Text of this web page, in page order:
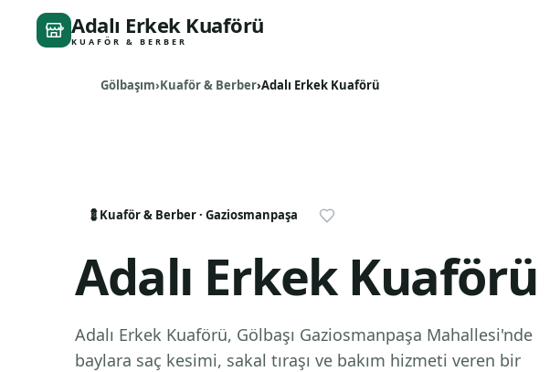
Adalı Erkek Kuaförü
KUAFÖR & BERBER
Gölbaşım Kuaför & Berber Adalı Erkek Kuaförü
💈Kuaför & Berber· Gaziosmanpaşa
Adalı Erkek Kuaförü
Adalı Erkek Kuaförü, Gölbaşı Gaziosmanpaşa Mahallesi'nde
baylara saç kesimi, sakal tıraşı ve bakım hizmeti veren bir